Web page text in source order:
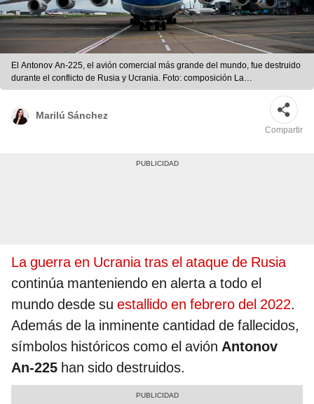
El Antonov An-225, el avión comercial más grande del mundo, fue destruido
durante el conflicto de Rusia y Ucrania. Foto: composición La
República/Aviation Business Me/SketchFab
Marilú Sánchez
Compartir
La guerra en Ucrania tras el ataque de Rusia
continúa manteniendo en alerta a todo el
mundo desde su estallido en febrero del 2022.
Además de la inminente cantidad de fallecidos,
símbolos históricos como el avión Antonov
An-225 han sido destruidos.